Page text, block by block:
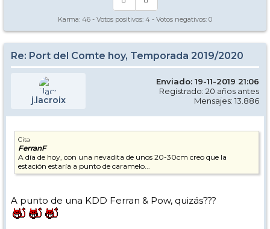
Karma: 46 - Votos positivos: 4 - Votos negativos: 0
Re: Port del Comte hoy, Temporada 2019/2020
j.lacroix
Enviado: 19-11-2019 21:06
Registrado: 20 años antes
Mensajes: 13.886
Cita
FerranF
A día de hoy, con una nevadita de unos 20-30cm creo que la
estación estaría a punto de caramelo...
A punto de una KDD Ferran & Pow, quizás???